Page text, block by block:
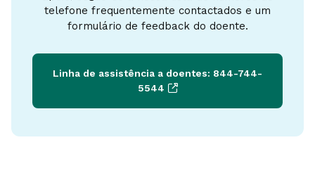
telefone frequentemente contactados e um
formulário de feedback do doente.
Linha de assistência a doentes: 844-744-
5544